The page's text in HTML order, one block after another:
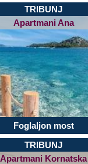
TRIBUNJ
Apartmani Ana
Foglaljon most
TRIBUNJ
Apartmani Kornatska